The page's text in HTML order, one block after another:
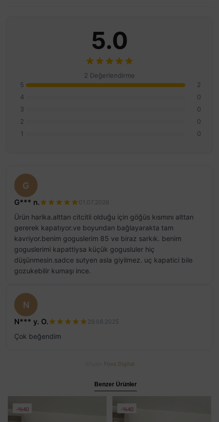
5.0
2 Değerlendirme
5
2
4
0
3
0
2
0
1
0
G
G*** n. 01.07.2026
Ürün harika.alttan citcitli olduğu için göğüs kısmını alttan
gererek kapatıyor.ve boyundan bağlayarakta tam
kavriyor.benim goguslerim 85 ve biraz sarkık. benim
goguslerimi kapattiysa küçük gogusluler hiç
düşünmesin.sadce sutyen asla giyilmez. uç kapatici bile
gozukebilir kumaşı ince.
N
N*** y. O. 29.08.2025
Çok beğendim
Foxs Digital
Benzer Ürünler
%40 %40